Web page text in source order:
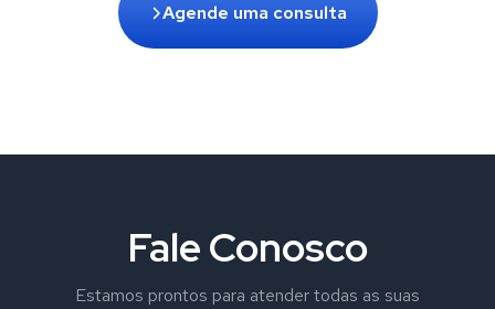
Agende uma consulta
Fale Conosco
Estamos prontos para atender todas as suas